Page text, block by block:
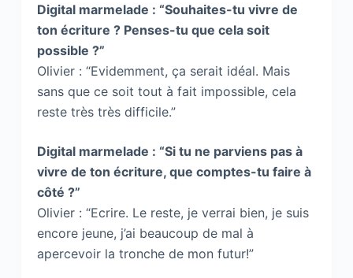
Digital marmelade : “Souhaites-tu vivre de
ton écriture ? Penses-tu que cela soit
possible ?”
Olivier : “Evidemment, ça serait idéal. Mais
sans que ce soit tout à fait impossible, cela
reste très très difficile.”
Digital marmelade : “Si tu ne parviens pas à
vivre de ton écriture, que comptes-tu faire à
côté ?”
Olivier : “Ecrire. Le reste, je verrai bien, je suis
encore jeune, j’ai beaucoup de mal à
apercevoir la tronche de mon futur!”